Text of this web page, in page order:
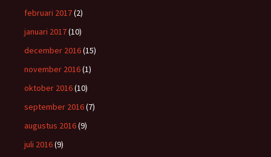
februari 2017(2)
januari 2017(10)
december 2016(15)
november 2016(1)
oktober 2016(10)
september 2016(7)
augustus 2016(9)
juli 2016(9)